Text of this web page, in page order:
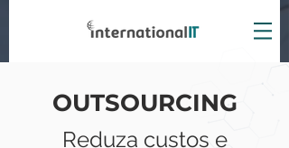
Reduza custos e
OUTSOURCING